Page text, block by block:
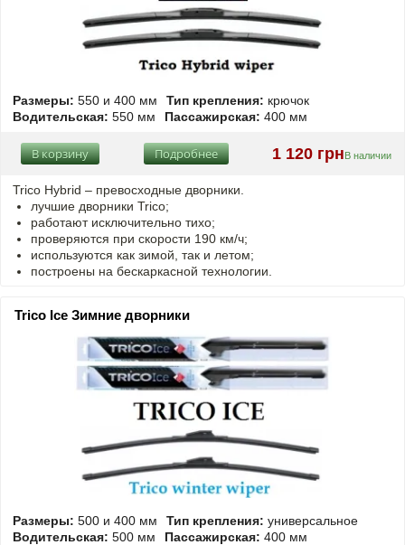
Размеры: 550 и 400 мм Тип крепления: крючок
Водительская: 550 мм Пассажирская: 400 мм
1 120 грнВ наличии
Подробнее
В корзину
Trico Hybrid – превосходные дворники.
лучшие дворники Trico;
работают исключительно тихо;
проверяются при скорости 190 км/ч;
используются как зимой, так и летом;
построены на бескаркасной технологии.
Trico Ice Зимние дворники
Размеры: 500 и 400 мм Тип крепления: универсальное
Водительская: 500 мм Пассажирская: 400 мм